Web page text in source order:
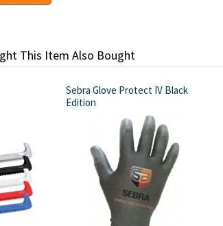
This Item Also Bought
Sebra Glove Protect IV Black
Edition